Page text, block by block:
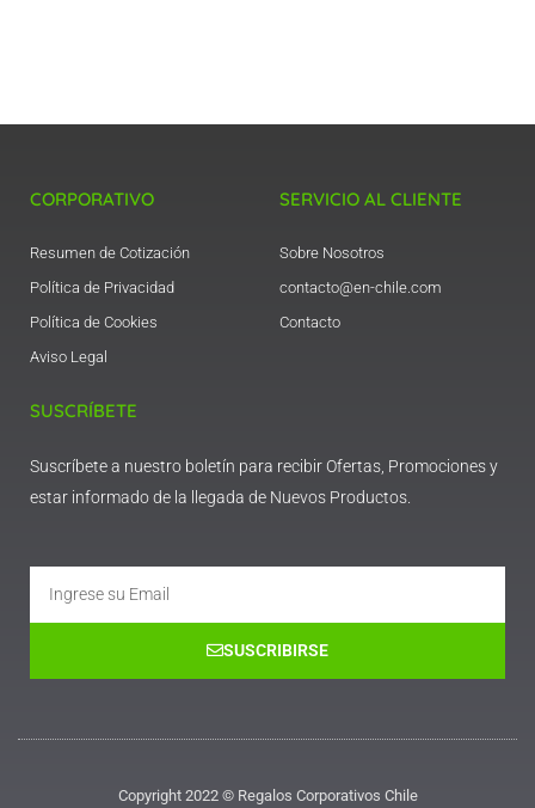
CORPORATIVO
Resumen de Cotización
Política de Privacidad
Política de Cookies
Aviso Legal
SERVICIO AL CLIENTE
Sobre Nosotros
contacto@en-chile.com
Contacto
SUSCRÍBETE
Suscríbete a nuestro boletín para recibir Ofertas, Promociones y
estar informado de la llegada de Nuevos Productos.
SUSCRIBIRSE
Copyright 2022 © Regalos Corporativos Chile